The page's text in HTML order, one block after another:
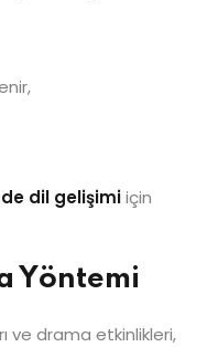
dil gelişimiiçin
Yöntemi
ve drama etkinlikleri,